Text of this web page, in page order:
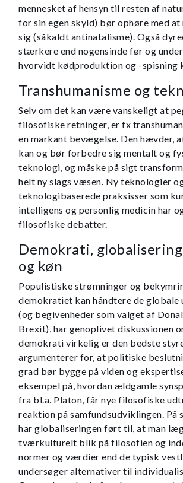
mennesket af hensyn til resten af
for sin egen skyld) bør ophøre med
sig (såkaldt antinatalisme). Også
stærkere end nogensinde før og
hvorvidt kødproduktion og -spisning
Transhumanisme og
Selv om det kan være vanskeligt at
filosofiske retninger, er fx
en markant bevægelse. Den hævder,
kan og bør forbedre sig mentalt og
teknologi, og måske på sigt
helt ny slags væsen. Ny teknologier
teknologibaserede praksisser som
intelligens og personlig medicin har
filosofiske debatter.
Demokrati,
og køn
Populistiske strømninger og
demokratiet kan håndtere de
(og begivenheder som valget af
Brexit), har genoplivet diskussionen
demokrati virkelig er den bedste
argumenterer for, at politiske
grad bør bygge på viden og
eksempel på, hvordan ældgamle
fra bl.a. Platon, får nye filosofiske
reaktion på samfundsudviklingen. På
har globaliseringen ført til, at man
tværkulturelt blik på filosofien og
normer og værdier end de typisk
undersøger alternativer til